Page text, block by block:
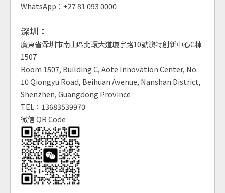
WhatsApp：+27 81 093 0000
深圳：
廣東省深圳市南山區北環大道瓊宇路10號澳特創新中心C棟
1507
Room 1507, Building C, Aote Innovation Center, No.
10 Qiongyu Road, Beihuan Avenue, Nanshan District,
Shenzhen, Guangdong Province
TEL：13683539970
微信 QR Code